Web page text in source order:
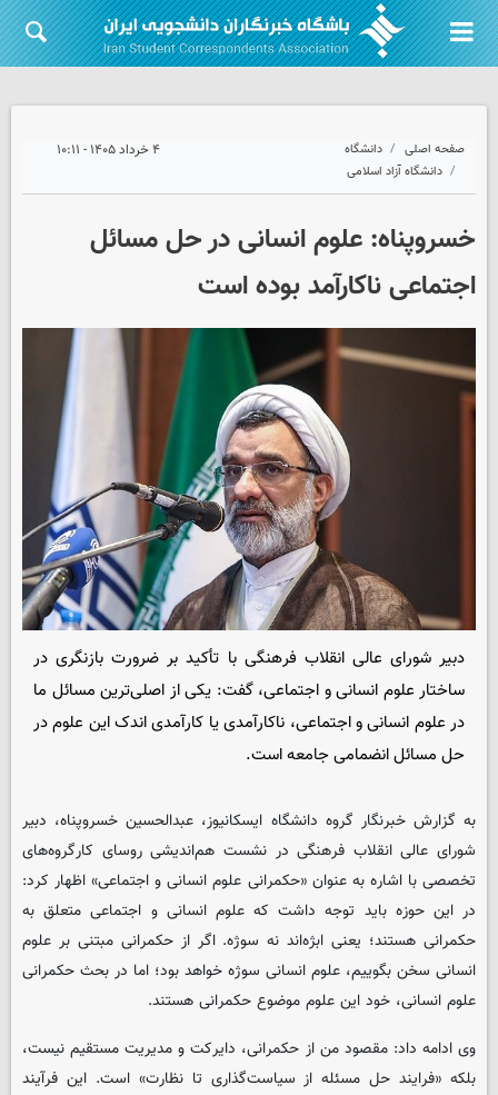
صفحه اصلی
دانشگاه
دانشگاه آزاد اسلامی
۴ خرداد ۱۴۰۵ - ۱۰:۱۱
خسروپناه: علوم انسانی در حل مسائل
اجتماعی ناکارآمد بوده است
دبیر شورای عالی انقلاب فرهنگی با تأکید بر ضرورت بازنگری در
ساختار علوم انسانی و اجتماعی، گفت: یکی از اصلی‌ترین مسائل ما
در علوم انسانی و اجتماعی، ناکارآمدی یا کارآمدی اندک این علوم در
حل مسائل انضمامی جامعه است.
به گزارش خبرنگار گروه دانشگاه ایسکانیوز، عبدالحسین خسروپناه، دبیر
شورای عالی انقلاب فرهنگی در نشست هم‌اندیشی روسای کارگروه‌های
تخصصی با اشاره به عنوان «حکمرانی علوم انسانی و اجتماعی» اظهار کرد:
در این حوزه باید توجه داشت که علوم انسانی و اجتماعی متعلق به
حکمرانی هستند؛ یعنی ابژه‌اند نه سوژه. اگر از حکمرانی مبتنی بر علوم
انسانی سخن بگوییم، علوم انسانی سوژه خواهد بود؛ اما در بحث حکمرانی
علوم انسانی، خود این علوم موضوع حکمرانی هستند.
وی ادامه داد: مقصود من از حکمرانی، دایرکت و مدیریت مستقیم نیست،
بلکه «فرایند حل مسئله از سیاست‌گذاری تا نظارت» است. این فرآیند